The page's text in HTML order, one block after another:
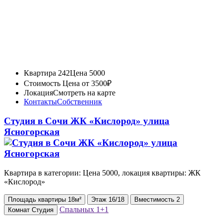
Квартира 242Цена 5000
Стоимость Цена от 3500₽
ЛокацияСмотреть на карте
КонтактыСобственник
Студия в Сочи ЖК «Кислород» улица
Ясногорская
Квартира в категории: Цена 5000, локация квартиры: ЖК
«Кислород»
Площадь квартиры 18м² Этаж 16/18 Вместимость 2
Комнат Студия Спальных 1+1